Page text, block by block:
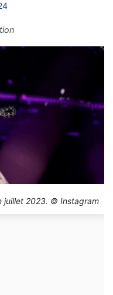
juillet 2023. © Instagram